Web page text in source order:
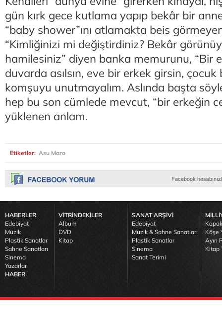
gün kırk gece kutlama yapıp bekâr bir anne
“baby shower”ını atlamakta beis
“Kimliğinizi mi değiştirdiniz? Bekâr
hamilesiniz” diyen banka memurunu, “Bir
duvarda asılsın, eve bir erkek girsin, çocuk
komşuyu unutmayalım. Aslında başta
hep bu son cümlede mevcut, “bir erkeğin
yüklenen anlam.
Etiketler: Asu Maro
HABERLER
Edebiyat
Müzik
Plastik Sanatlar
Sahne Sanatları
Sinema
Yazarlar
HABER
VİTRİNDEKİLER
Albüm
DVD
Kitap
SANAT ARŞİVİ
Edebiyat
Müzik & Sahne Sanatları
Plastik Sanatlar
Sinema
Sanat Terimi
Köşe
Ayın
Kitap